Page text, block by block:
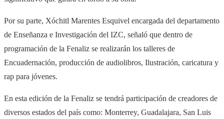
Por su parte, Xóchitl Marentes Esquivel encargada del departamento
de Enseñanza e Investigación del IZC, señaló que dentro de
programación de la Fenaliz se realizarán los talleres de
Encuadernación, producción de audiolibros, Ilustración, caricatura y
rap para jóvenes.
En esta edición de la Fenaliz se tendrá participación de creadores de
diversos estados del país como: Monterrey, Guadalajara, San Luis